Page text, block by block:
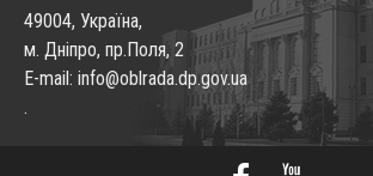
49004, Україна,
м. Дніпро, пр.Поля, 2
E-mail: info@oblrada.dp.gov.ua
.